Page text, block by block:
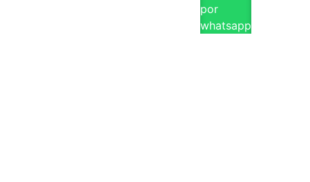
por
whatsapp